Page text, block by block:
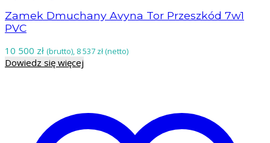
Zamek Dmuchany Avyna Tor Przeszkód 7w1
PVC
10 500 zł (brutto), 8 537 zł (netto)
Dowiedz się więcej